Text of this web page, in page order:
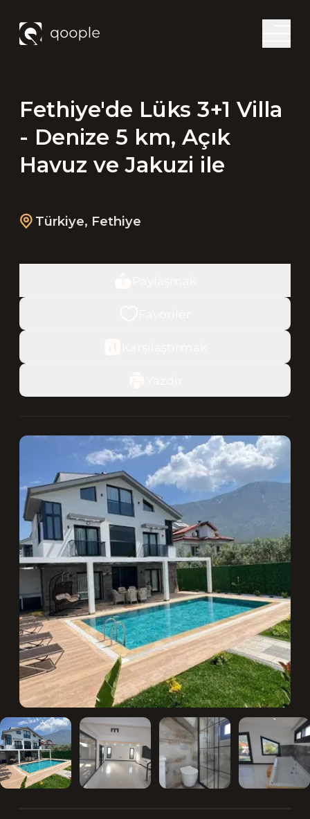
Fethiye'de Lüks 3+1 Villa
- Denize 5 km, Açık
Havuz ve Jakuzi ile
Türkiye, Fethiye